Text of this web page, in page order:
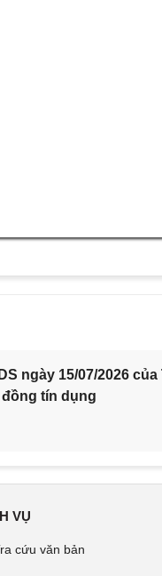
ngày 15/07/2026
tín dụng
VỤ
cứu văn bản